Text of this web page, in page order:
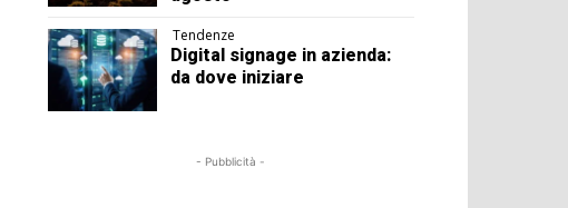
Tendenze
Digital signage in azienda:
da dove iniziare
- Pubblicità -